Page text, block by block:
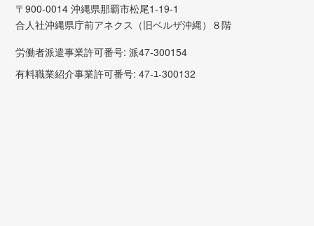
〒900-0014 沖縄県那覇市松尾1-19-1
合人社沖縄県庁前アネクス（旧ベルザ沖縄）８階
労働者派遣事業許可番号: 派47-300154
有料職業紹介事業許可番号: 47-ﾕ-300132